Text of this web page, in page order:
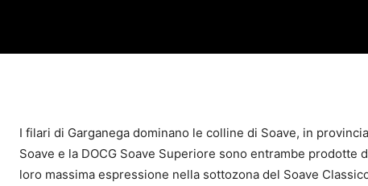
I filari di Garganega dominano le colline di Soave, in
Soave e la DOCG Soave Superiore sono entrambe
loro massima espressione nella sottozona del Soave